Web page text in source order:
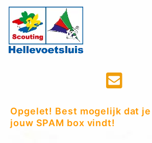
Opgelet! Best mogelijk dat
jouw SPAM box vindt!